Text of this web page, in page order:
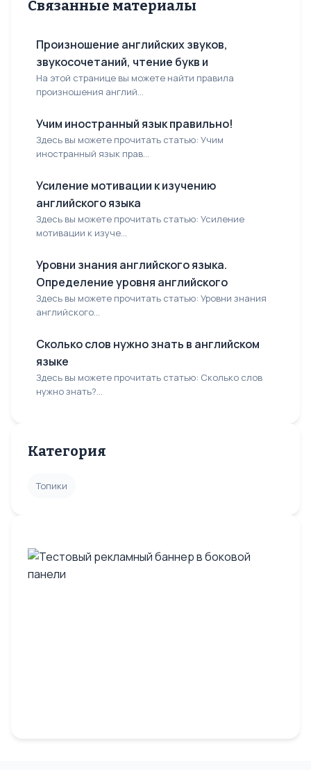
Связанные материалы
Произношение английских звуков,
звукосочетаний, чтение букв и
На этой странице вы можете найти правила
произношения англий...
Учим иностранный язык правильно!
Здесь вы можете прочитать статью: Учим
иностранный язык прав...
Усиление мотивации к изучению
английского языка
Здесь вы можете прочитать статью: Усиление
мотивации к изуче...
Уровни знания английского языка.
Определение уровня английского
Здесь вы можете прочитать статью: Уровни знания
английского...
Сколько слов нужно знать в английском
языке
Здесь вы можете прочитать статью: Сколько слов
нужно знать?...
Категория
Топики